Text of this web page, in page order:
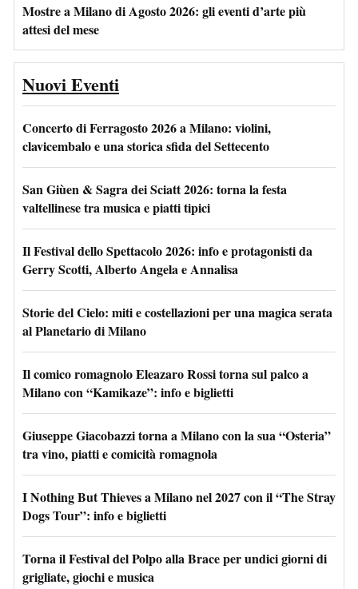
Mostre a Milano di Agosto 2026: gli eventi d’arte più
attesi del mese
Nuovi Eventi
Concerto di Ferragosto 2026 a Milano: violini,
clavicembalo e una storica sfida del Settecento
San Giùen & Sagra dei Sciatt 2026: torna la festa
valtellinese tra musica e piatti tipici
Il Festival dello Spettacolo 2026: info e protagonisti da
Gerry Scotti, Alberto Angela e Annalisa
Storie del Cielo: miti e costellazioni per una magica serata
al Planetario di Milano
Il comico romagnolo Eleazaro Rossi torna sul palco a
Milano con “Kamikaze”: info e biglietti
Giuseppe Giacobazzi torna a Milano con la sua “Osteria”
tra vino, piatti e comicità romagnola
I Nothing But Thieves a Milano nel 2027 con il “The Stray
Dogs Tour”: info e biglietti
Torna il Festival del Polpo alla Brace per undici giorni di
grigliate, giochi e musica